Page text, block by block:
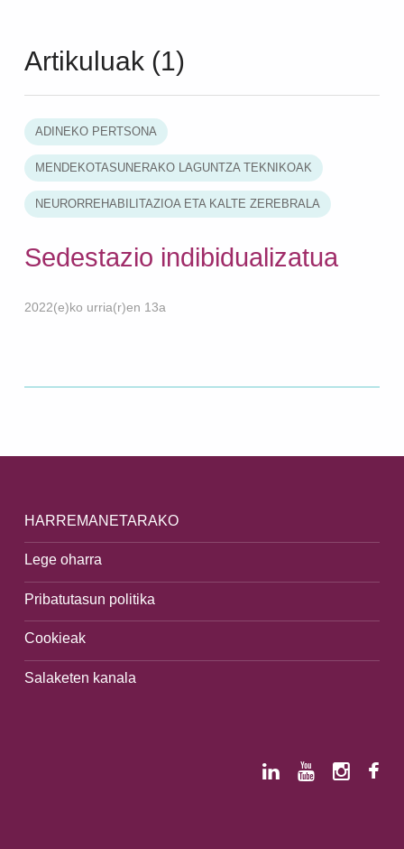
Artikuluak (1)
ADINEKO PERTSONA
MENDEKOTASUNERAKO LAGUNTZA TEKNIKOAK
NEURORREHABILITAZIOA ETA KALTE ZEREBRALA
Sedestazio indibidualizatua
2022(e)ko urria(r)en 13a
HARREMANETARAKO
Lege oharra
Pribatutasun politika
Cookieak
Salaketen kanala